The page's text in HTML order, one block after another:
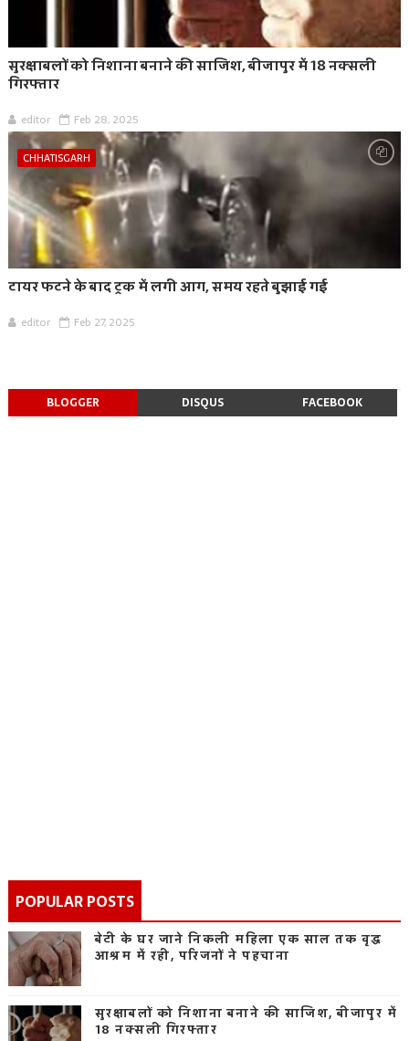
सुरक्षाबलों को निशाना बनाने की साजिश, बीजापुर में 18 नक्सली
गिरफ्तार
editor Feb 28, 2025
CHHATISGARH
टायर फटने के बाद ट्रक में लगी आग, समय रहते बुझाई गई
editor Feb 27, 2025
BLOGGER DISQUS FACEBOOK
POPULAR POSTS
बेटी के घर जाने निकली महिला एक साल तक वृद्ध
आश्रम में रही, परिजनों ने पहचाना
सुरक्षाबलों को निशाना बनाने की साजिश, बीजापुर में
18 नक्सली गिरफ्तार